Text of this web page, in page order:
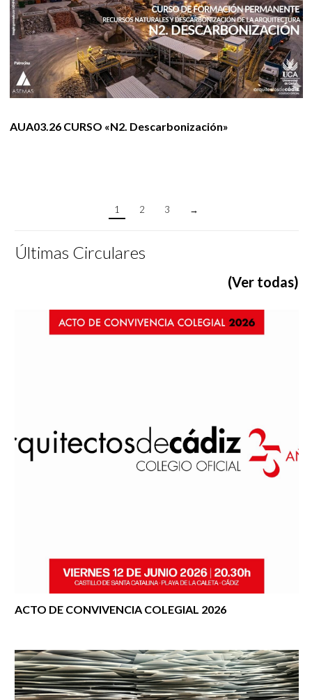
AUA03.26 CURSO «N2. Descarbonización»
1 2 3 →
Últimas Circulares
(Ver todas)
ACTO DE CONVIVENCIA COLEGIAL 2026